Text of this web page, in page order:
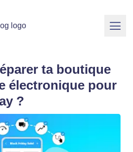
ta boutique
électronique pour
?